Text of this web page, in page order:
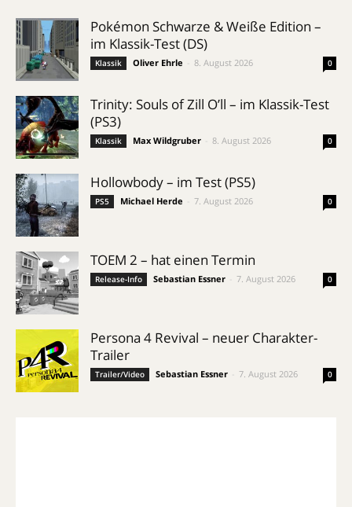
Pokémon Schwarze & Weiße Edition –
im Klassik-Test (DS)
Klassik Oliver Ehrle 8. August 2026 0
Trinity: Souls of Zill O’ll – im Klassik-Test
(PS3)
Klassik Max Wildgruber 8. August 2026 0
Hollowbody – im Test (PS5)
PS5 Michael Herde 7. August 2026 0
TOEM 2 – hat einen Termin
Release-Info Sebastian Essner 7. August 2026 0
Persona 4 Revival – neuer Charakter-
Trailer
Trailer/Video Sebastian Essner 7. August 2026 0